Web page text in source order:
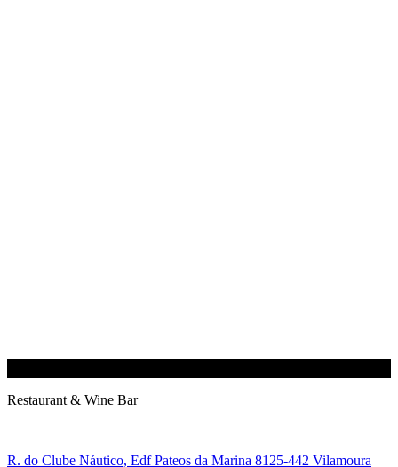
Restaurant & Wine Bar
R. do Clube Náutico, Edf Pateos da Marina 8125-442 Vilamoura